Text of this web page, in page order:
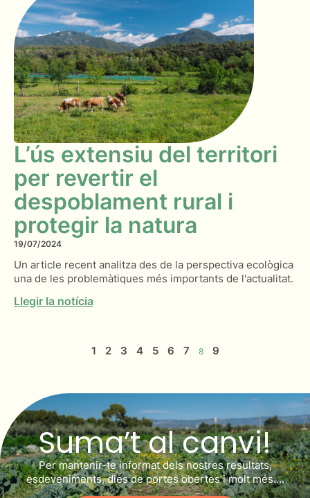
L’ús extensiu del territori
per revertir el
despoblament rural i
protegir la natura
19/07/2024
Un article recent analitza des de la perspectiva ecològica
una de les problemàtiques més importants de l'actualitat.
Llegir la notícia
1 2 3 4 5 6 7 8 9
Suma’t al canvi!
Per mantenir-te informat dels nostres resultats,
esdeveniments, dies de portes obertes i molt més….